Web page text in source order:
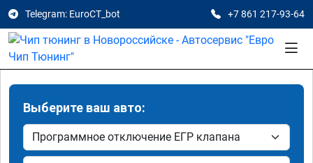
Telegram: EuroCT_bot +7 861 217-93-64
Выберите ваш авто: